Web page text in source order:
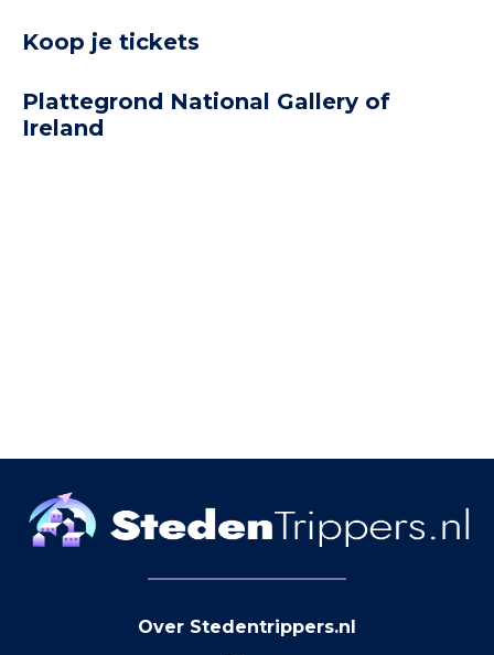
Koop je tickets
Plattegrond National Gallery of
Ireland
Over Stedentrippers.nl